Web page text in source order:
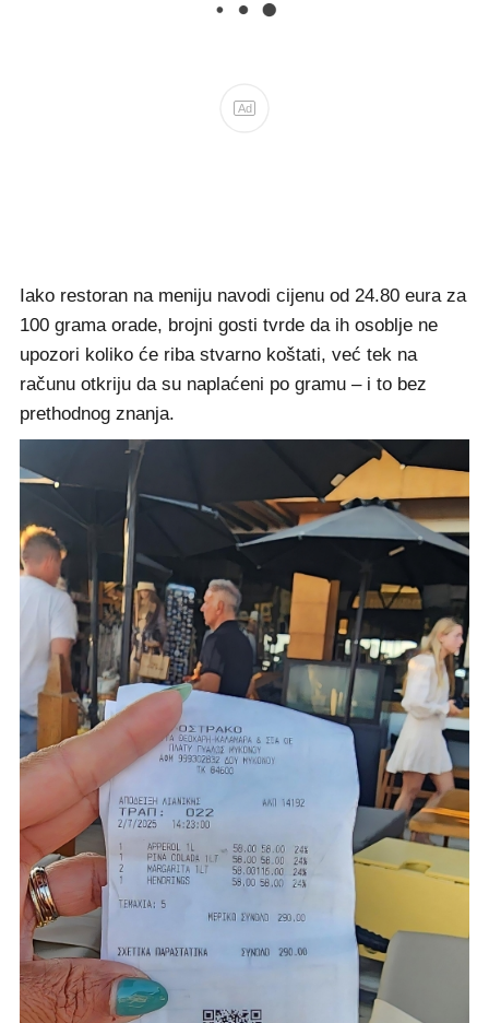
Ad
Iako restoran na meniju navodi cijenu od 24.80 eura za
100 grama orade, brojni gosti tvrde da ih osoblje ne
upozori koliko će riba stvarno koštati, već tek na
računu otkriju da su naplaćeni po gramu – i to bez
prethodnog znanja.